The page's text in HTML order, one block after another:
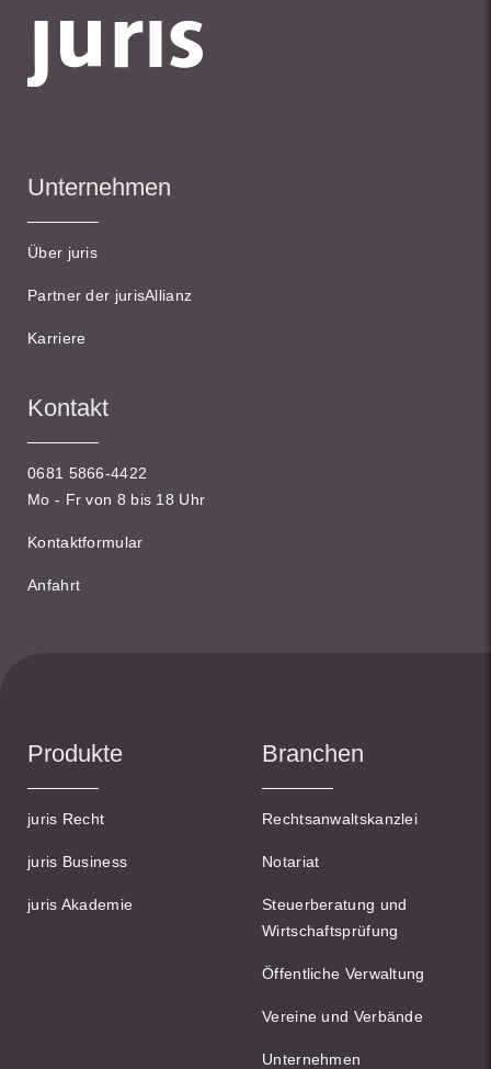
Unternehmen
Über juris
Partner der jurisAllianz
Karriere
Kontakt
0681 5866-4422
Mo - Fr von 8 bis 18 Uhr
Kontaktformular
Anfahrt
Produkte
juris Recht
juris Business
juris Akademie
Branchen
Rechtsanwaltskanzlei
Notariat
Steuerberatung und
Wirtschaftsprüfung
Öffentliche Verwaltung
Vereine und Verbände
Unternehmen